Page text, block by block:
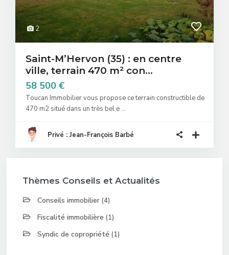
2
Saint-M’Hervon (35) : en centre
ville, terrain 470 m² con...
58 500 €
Toucan Immobilier vous propose ce terrain constructible de
470 m2 situé dans un très bel e ...
Privé : Jean-François Barbé
Thèmes Conseils et Actualités
Conseils immobilier (4)
Fiscalité immobilière (1)
Syndic de copropriété (1)